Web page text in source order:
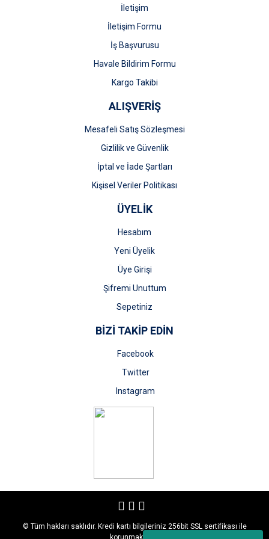
Gönder
İletişim
İletişim Formu
İş Başvurusu
Havale Bildirim Formu
Kargo Takibi
ALIŞVERİŞ
Mesafeli Satış Sözleşmesi
Gizlilik ve Güvenlik
İptal ve İade Şartları
Kişisel Veriler Politikası
ÜYELİK
Hesabım
Yeni Üyelik
Üye Girişi
Şifremi Unuttum
Sepetiniz
BİZİ TAKİP EDİN
Facebook
Twitter
Instagram
© Tüm hakları saklıdır. Kredi kartı bilgileriniz 256bit SSL sertifikası ile
korunmaktadır.